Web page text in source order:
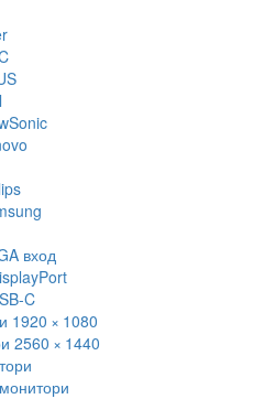
вход
C
1920 × 1080
2560 × 1440